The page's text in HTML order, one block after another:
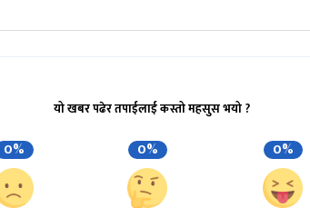
यो खबर पढेर तपाईलाई कस्तो महसुस भयो ?
0% 0% 0%